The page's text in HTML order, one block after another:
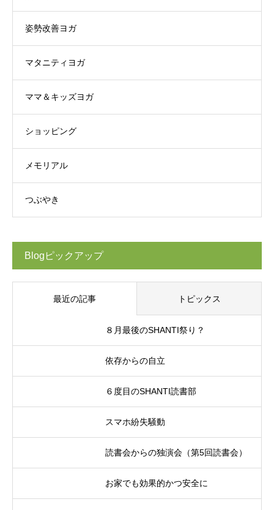
姿勢改善ヨガ
マタニティヨガ
ママ＆キッズヨガ
ショッピング
メモリアル
つぶやき
Blogピックアップ
最近の記事 トピックス
８月最後のSHANTI祭り？
依存からの自立
６度目のSHANTI読書部
スマホ紛失騒動
読書会からの独演会（第5回読書会）
お家でも効果的かつ安全に